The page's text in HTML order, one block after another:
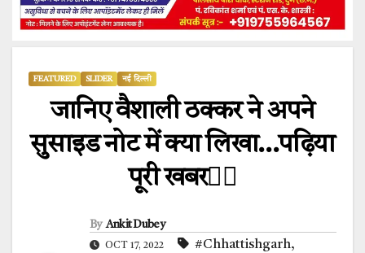
FEATURED SLIDER नई दिल्ली
जानिए वैशाली ठक्कर ने अपने
सुसाइड नोट में क्या लिखा…पढ़िया
पूरी खबर👇🏻
By Ankit Dubey
OCT 17, 2022 #Chhattishgarh,